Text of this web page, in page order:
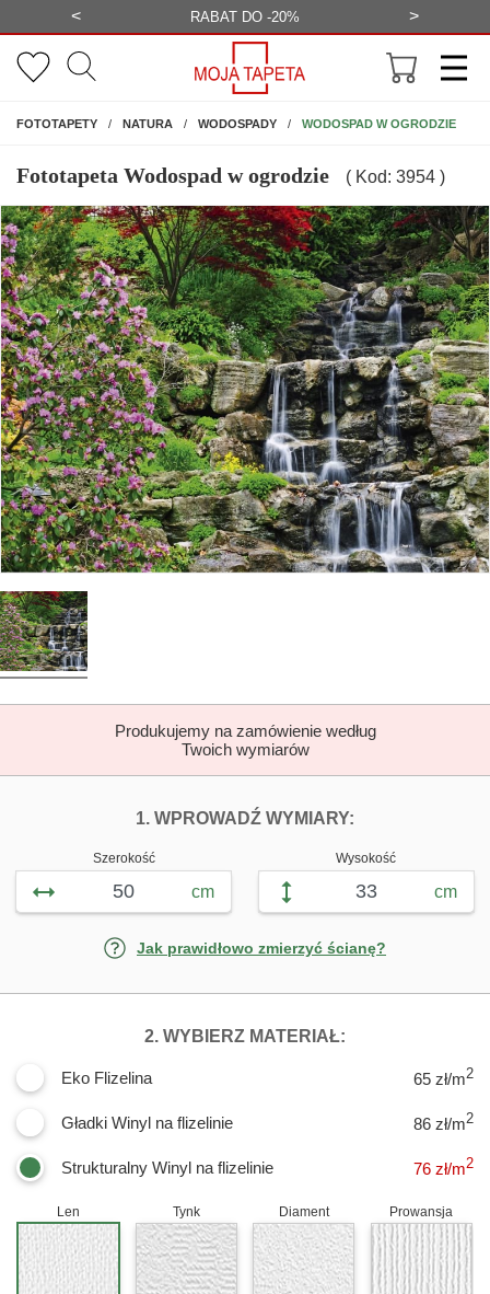
< BEZPŁATNA WIZUALIZACJA >
FOTOTAPETYNA ŚCIANĘ
NATURA WODOSPADY WODOSPAD W OGRODZIE
Fototapeta Wodospad w ogrodzie ( Kod: 3954 )
Produkujemy na zamówienie według
Twoich wymiarów
1. WPROWADŹ WYMIARY:
Szerokość
cm
Wysokość
cm
Jak prawidłowo zmierzyć ścianę?
2. WYBIERZ MATERIAŁ:
Eko Flizelina 65 zł/m2
Gładki Winyl na flizelinie 86 zł/m2
Strukturalny Winyl na flizelinie 76 zł/m2
Len Tynk Diament Prowansja